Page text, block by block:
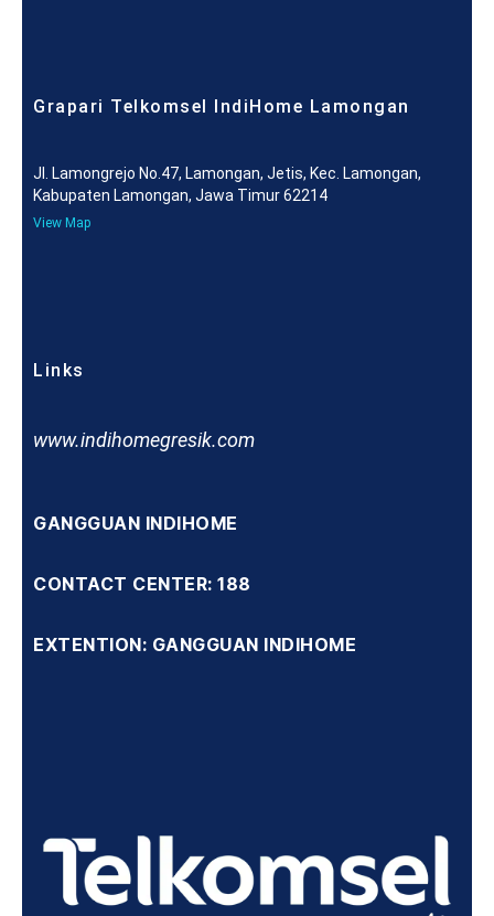
Grapari Telkomsel IndiHome Lamongan
Jl. Lamongrejo No.47, Lamongan, Jetis, Kec. Lamongan,
Kabupaten Lamongan, Jawa Timur 62214
View Map
Links
www.indihomegresik.com
GANGGUAN INDIHOME
CONTACT CENTER: 188
EXTENTION: GANGGUAN INDIHOME